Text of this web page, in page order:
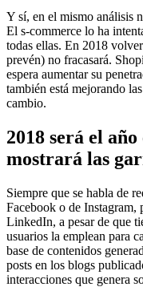
Y sí, en el mismo análisis
El s-commerce lo ha
todas ellas. En 2018
prevén) no fracasará.
espera aumentar su
también está mejorando
cambio.
2018 será el
mostrará las
Siempre que se habla de
Facebook o de Instagram,
LinkedIn, a pesar de que
usuarios la emplean para
base de contenidos
posts en los blogs
interacciones que genera